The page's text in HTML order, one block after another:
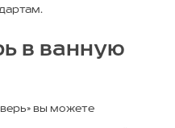
в ванную
вы можете